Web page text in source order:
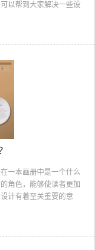
以帮到大家解决一些设
设计案例医疗行业画册
疗画册封面的第...
一本画册中是一个什么
角色，能够使读者更加
计有着至关重要的意
可以参考的版式，希望